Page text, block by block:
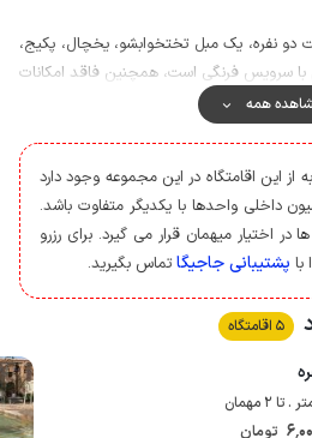
یک تخت دو نفره، یک مبل تختخوابشو، یخچال، پکیج،
با سرویس فرنگی است، همچنین فاقد امکانات
به حیاط دنج مزین به حوض آب، محوطه
(شامل میزبیلیارد، فوتبالدستی و صندلی
کرد.
محوطه اطراف با دیوار محصور شده است و مجموعه دارای نگهبان 24 ساعته می
بیشتر، محوطه، ورودی، پارکینگ و مشاعات
مایحتاج روزانه خود از سوپرمارکت و نانوایی در
دو اپراتور ایرانسل و همراه اول در مکالمه
خوب و پوشش اینترنت به صورت 4g است، همچنین وای فای رایگان در اختیار
همه
از این اقامتگاه در این مجموعه وجود دارد
داخلی واحدها با یکدیگر متفاوت باشد.
در اختیار میهمان قرار می گیرد. برای رزرو
پشتیبانی جاجیگا تماس بگیرید.
5 اقامتگاه
تومان